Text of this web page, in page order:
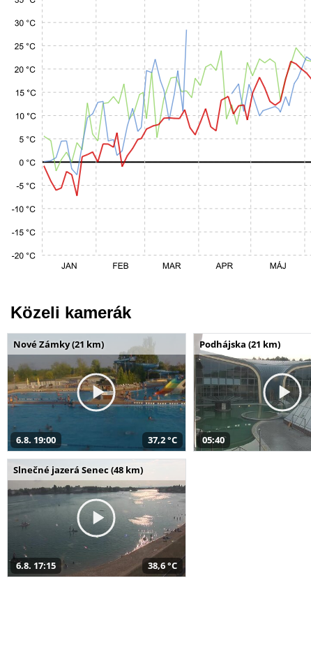
Közeli kamerák
Nové Zámky (21 km)
6.8. 19:00 37,2 °C
Podhájska (21 km)
05:40
Slnečné jazerá Senec (48 km)
6.8. 17:15 38,6 °C